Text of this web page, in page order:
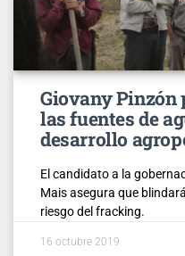
Giovany Pinzón
las fuentes de
desarrollo
El candidato a la
Mais asegura que
riesgo del fracking.
16 octubre 2019